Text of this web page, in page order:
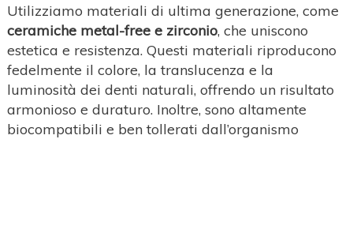
Utilizziamo materiali di ultima generazione, come
ceramiche metal-free e zirconio, che uniscono
estetica e resistenza. Questi materiali riproducono
fedelmente il colore, la translucenza e la
luminosità dei denti naturali, offrendo un risultato
armonioso e duraturo. Inoltre, sono altamente
biocompatibili e ben tollerati dall’organismo